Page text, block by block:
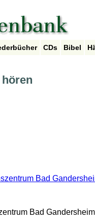
CDs Bibel
Bad
Bad